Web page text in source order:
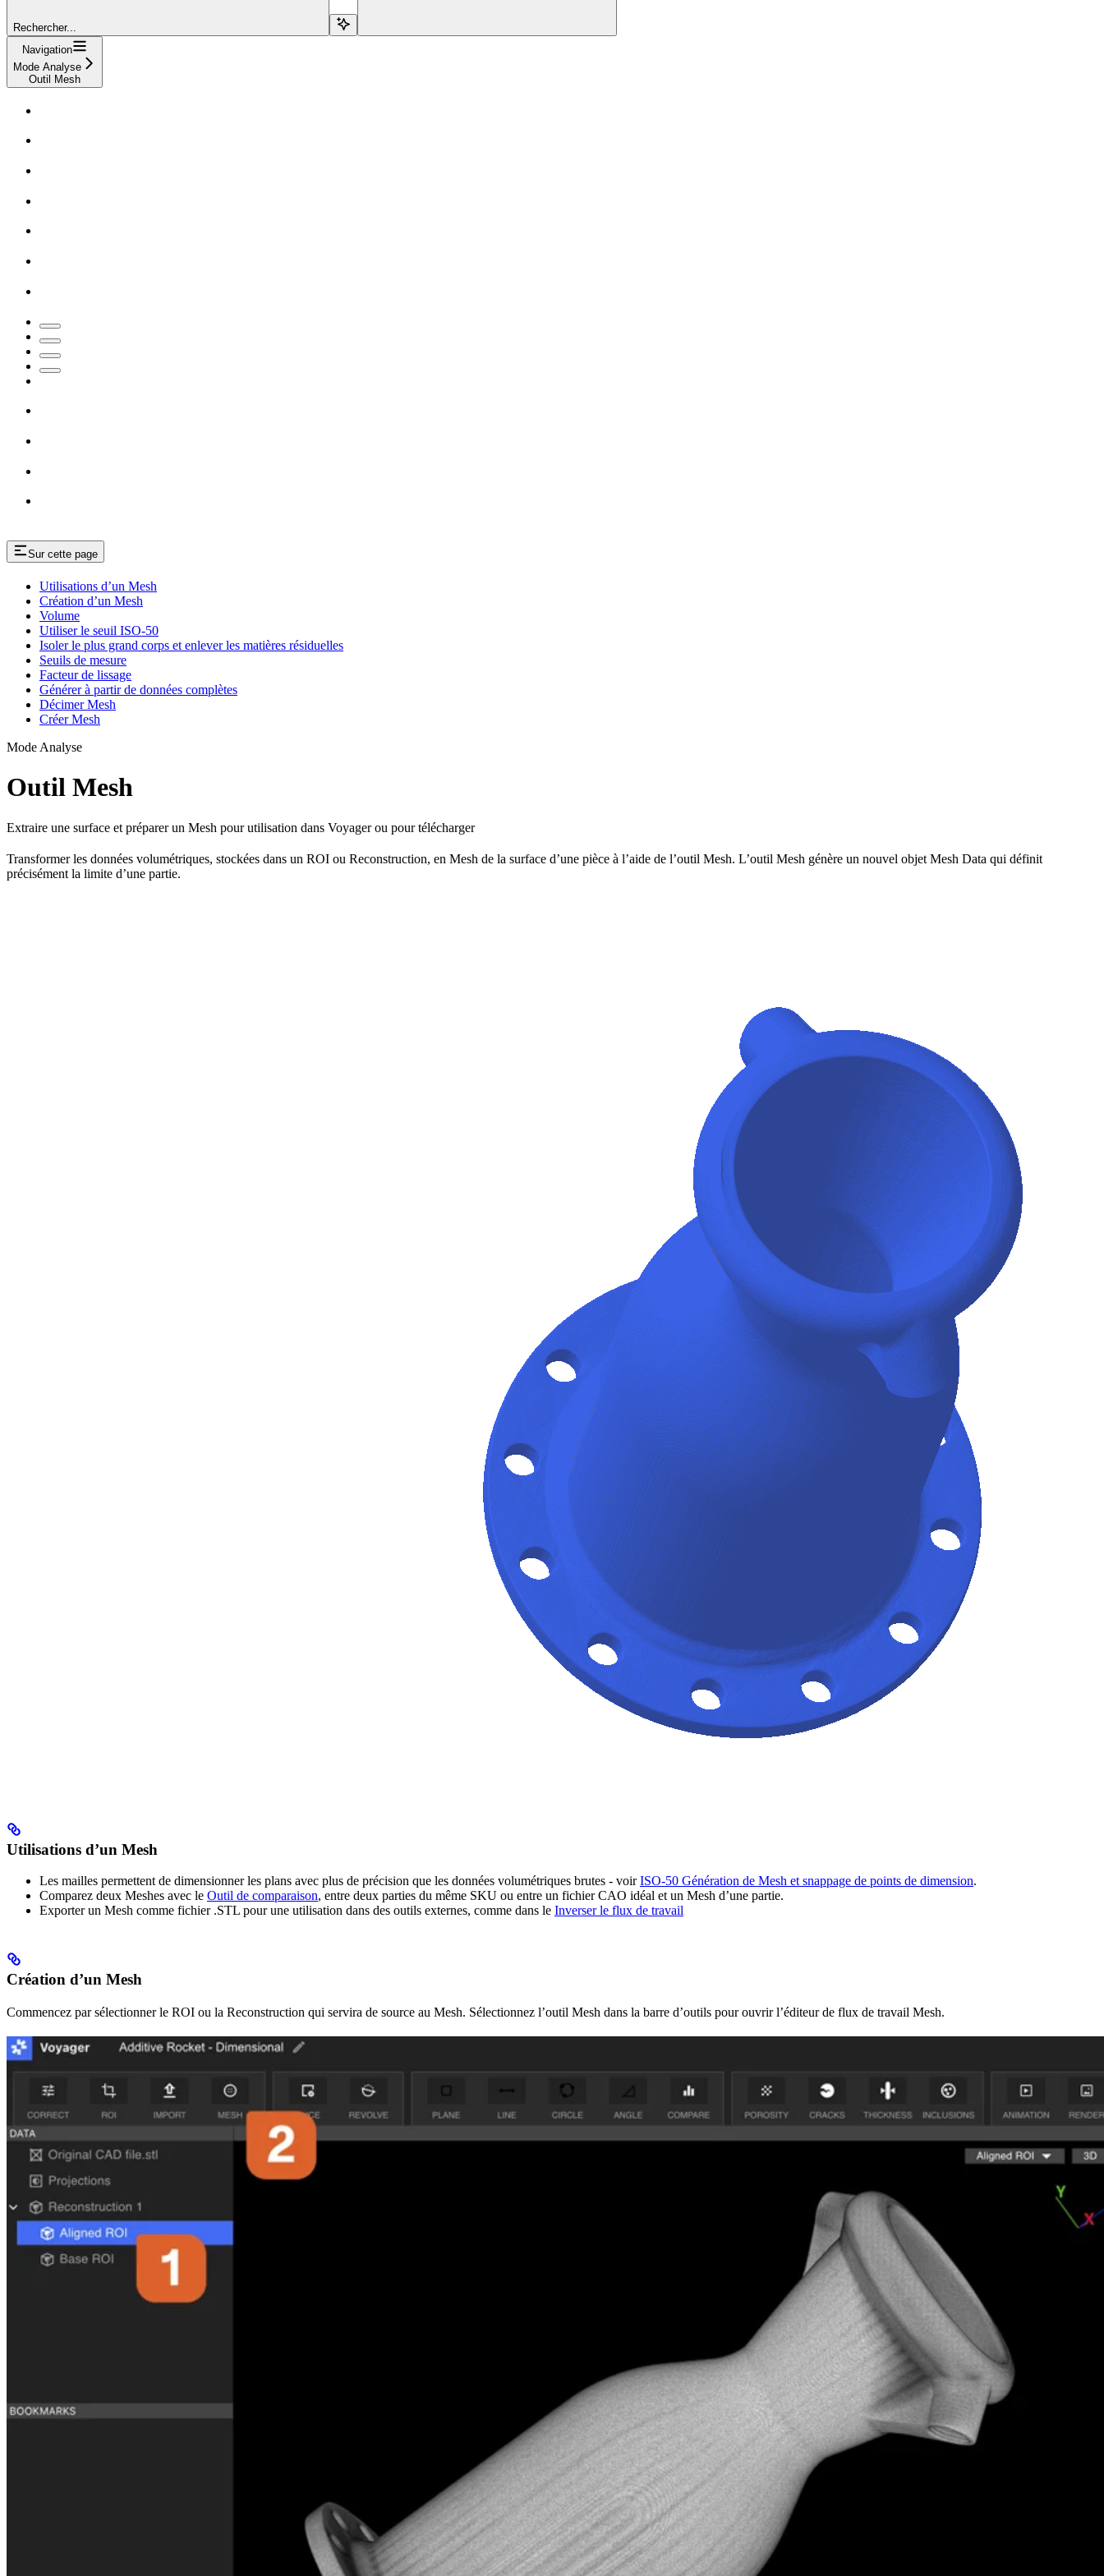
Rechercher...
Navigation
Mode Analyse
Outil Mesh
Sur cette page
Utilisations d’un Mesh
Création d’un Mesh
Volume
Utiliser le seuil ISO-50
Isoler le plus grand corps et enlever les matières résiduelles
Seuils de mesure
Facteur de lissage
Générer à partir de données complètes
Décimer Mesh
Créer Mesh
Mode Analyse
Outil Mesh
Extraire une surface et préparer un Mesh pour utilisation dans Voyager ou pour télécharger
Transformer les données volumétriques, stockées dans un ROI ou Reconstruction, en Mesh de la surface d’une pièce à l’aide de l’outil Mesh. L’outil Mesh génère un nouvel objet Mesh Data qui définit
précisément la limite d’une partie.
Utilisations d’un Mesh
Les mailles permettent de dimensionner les plans avec plus de précision que les données volumétriques brutes - voirISO-50 Génération de Mesh et snappage de points de dimension.
Comparez deux Meshes avec le Outil de comparaison, entre deux parties du même SKU ou entre un fichier CAO idéal et un Mesh d’une partie.
Exporter un Mesh comme fichier .STL pour une utilisation dans des outils externes, comme dans le Inverser le flux de travail
Création d’un Mesh
Commencez par sélectionner le ROI ou la Reconstruction qui servira de source au Mesh. Sélectionnez l’outil Mesh dans la barre d’outils pour ouvrir l’éditeur de flux de travail Mesh.